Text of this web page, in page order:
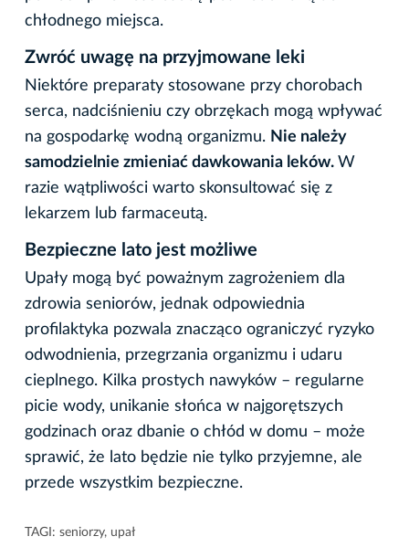
chłodnego miejsca.
Zwróć uwagę na przyjmowane leki
Niektóre preparaty stosowane przy chorobach
serca, nadciśnieniu czy obrzękach mogą wpływać
na gospodarkę wodną organizmu. Nie należy
samodzielnie zmieniać dawkowania leków. W
razie wątpliwości warto skonsultować się z
lekarzem lub farmaceutą.
Bezpieczne lato jest możliwe
Upały mogą być poważnym zagrożeniem dla
zdrowia seniorów, jednak odpowiednia
profilaktyka pozwala znacząco ograniczyć ryzyko
odwodnienia, przegrzania organizmu i udaru
cieplnego. Kilka prostych nawyków – regularne
picie wody, unikanie słońca w najgorętszych
godzinach oraz dbanie o chłód w domu – może
sprawić, że lato będzie nie tylko przyjemne, ale
przede wszystkim bezpieczne.
TAGI: seniorzy, upał